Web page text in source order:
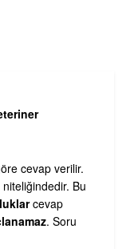
cevap verilir.
Bu
cevap
. Soru